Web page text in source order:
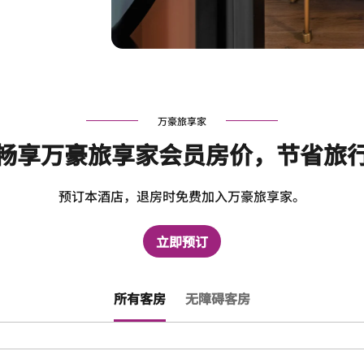
万豪旅享家
享万豪旅享家会员房价，节省旅
预订本酒店，退房时免费加入万豪旅享家。
立即预订
所有客房 无障碍客房